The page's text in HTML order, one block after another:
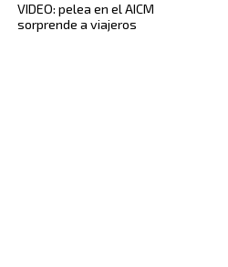
VIDEO: pelea en el AICM
sorprende a viajeros